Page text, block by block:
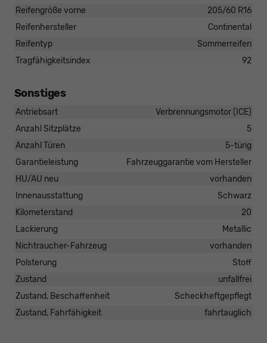
Reifengröße vorne
205/60 R16
Reifenhersteller
Continental
Reifentyp
Sommerreifen
Tragfähigkeitsindex
92
Sonstiges
Antriebsart
Verbrennungsmotor (ICE)
Anzahl Sitzplätze
5
Anzahl Türen
5-türig
Garantieleistung
Fahrzeuggarantie vom Hersteller
HU/AU neu
vorhanden
Innenausstattung
Schwarz
Kilometerstand
20
Lackierung
Metallic
Nichtraucher-Fahrzeug
vorhanden
Polsterung
Stoff
Zustand
unfallfrei
Zustand, Beschaffenheit
Scheckheftgepflegt
Zustand, Fahrfähigkeit
fahrtauglich